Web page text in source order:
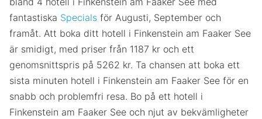
fantastiska Specials för Augusti, September och
framåt. Att boka ditt hotell i Finkenstein am Faaker See
är smidigt, med priser från 1187 kr och ett
genomsnittspris på 5262 kr. Ta chansen att boka ett
sista minuten hotell i Finkenstein am Faaker See för en
snabb och problemfri resa. Bo på ett hotell i
Finkenstein am Faaker See och njut av bekvämligheter